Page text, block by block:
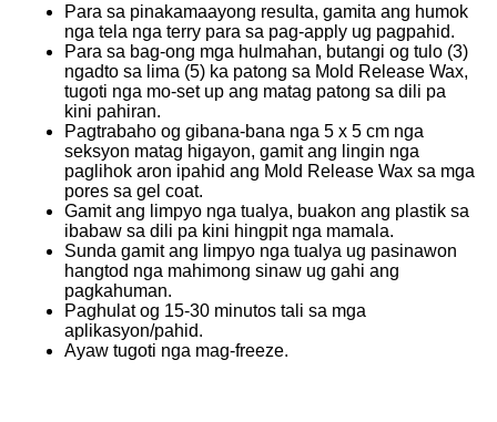
Para sa pinakamaayong resulta, gamita ang humok
nga tela nga terry para sa pag-apply ug pagpahid.
Para sa bag-ong mga hulmahan, butangi og tulo (3)
ngadto sa lima (5) ka patong sa Mold Release Wax,
tugoti nga mo-set up ang matag patong sa dili pa
kini pahiran.
Pagtrabaho og gibana-bana nga 5 x 5 cm nga
seksyon matag higayon, gamit ang lingin nga
paglihok aron ipahid ang Mold Release Wax sa mga
pores sa gel coat.
Gamit ang limpyo nga tualya, buakon ang plastik sa
ibabaw sa dili pa kini hingpit nga mamala.
Sunda gamit ang limpyo nga tualya ug pasinawon
hangtod nga mahimong sinaw ug gahi ang
pagkahuman.
Paghulat og 15-30 minutos tali sa mga
aplikasyon/pahid.
Ayaw tugoti nga mag-freeze.